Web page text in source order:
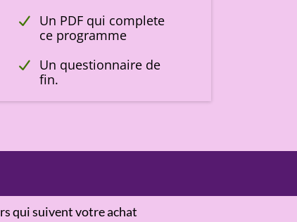
Un PDF qui complete
ce programme
Un questionnaire de
fin.
qui suivent votre achat